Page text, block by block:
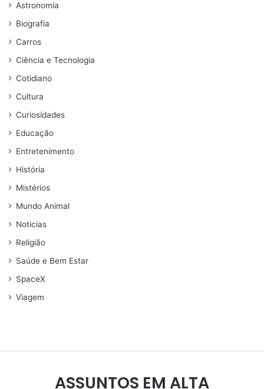
Astronomia
Biografia
Carros
Ciência e Tecnologia
Cotidiano
Cultura
Curiosidades
Educação
Entretenimento
História
Mistérios
Mundo Animal
Noticias
Religião
Saúde e Bem Estar
SpaceX
Viagem
ASSUNTOS EM ALTA